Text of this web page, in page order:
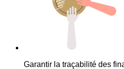
Garantir la traçabilité des